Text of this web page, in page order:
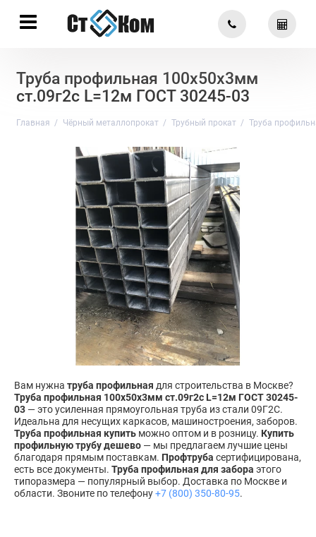
Труба профильная 100х50х3мм
ст.09г2с L=12м ГОСТ 30245-03
Главная Чёрный металлопрокат Трубный прокат Труба
Вам нужна труба профильная для строительства в Москве?
Труба профильная 100х50х3мм ст.09г2с L=12м ГОСТ 30245-
03 — это усиленная прямоугольная труба из стали 09Г2С.
Идеальна для несущих каркасов, машиностроения, заборов.
Труба профильная купить можно оптом и в розницу. Купить
профильную трубу дешево — мы предлагаем лучшие цены
благодаря прямым поставкам. Профтруба сертифицирована,
есть все документы. Труба профильная для забора этого
типоразмера — популярный выбор. Доставка по Москве и
области. Звоните по телефону+7 (800) 350-80-95.